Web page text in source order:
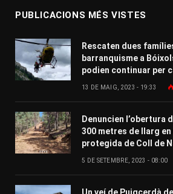
PUBLICACIONS MÉS VISTES
Rescaten dues
barranquisme a
podien continuar per
13 DE MAIG, 2023 - 19:33
Denuncien l’obertura
300 metres de llarg
protegida de Coll de
5 DE SETEMBRE, 2023 - 08:00